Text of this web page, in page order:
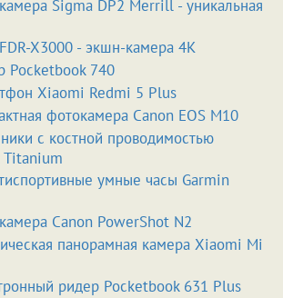
Sigma DP2 Merrill - уникальная
X3000 - экшн-камера 4K
Pocketbook 740
Xiaomi Redmi 5 Plus
фотокамера Canon EOS M10
с костной проводимостью
Titanium
умные часы Garmin
Canon PowerShot N2
панорамная камера Xiaomi Mi
ридер Pocketbook 631 Plus